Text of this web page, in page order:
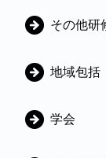
ゴ
その他研
地域包括
学会